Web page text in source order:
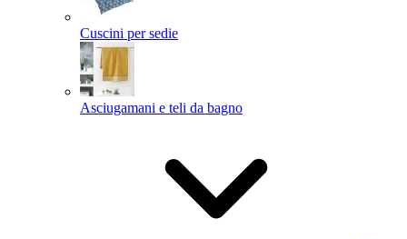
Cuscini per sedie
Asciugamani e teli da bagno